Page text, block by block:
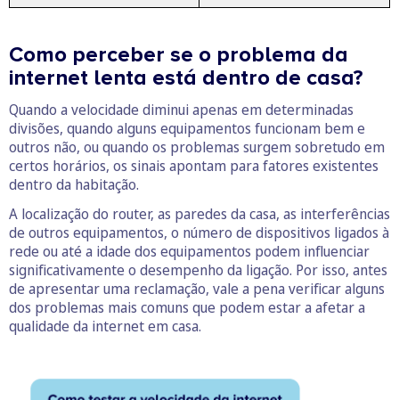
Como perceber se o problema da
internet lenta está dentro de casa?
Quando a velocidade diminui apenas em determinadas
divisões, quando alguns equipamentos funcionam bem e
outros não, ou quando os problemas surgem sobretudo em
certos horários, os sinais apontam para fatores existentes
dentro da habitação.
A localização do router, as paredes da casa, as interferências
de outros equipamentos, o número de dispositivos ligados à
rede ou até a idade dos equipamentos podem influenciar
significativamente o desempenho da ligação. Por isso, antes
de apresentar uma reclamação, vale a pena verificar alguns
dos problemas mais comuns que podem estar a afetar a
qualidade da internet em casa.